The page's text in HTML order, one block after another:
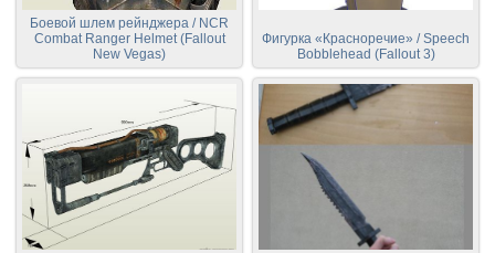
Боевой шлем рейнджера / NCR
Combat Ranger Helmet (Fallout
New Vegas)
Фигурка «Красноречие» / Speech
Bobblehead (Fallout 3)